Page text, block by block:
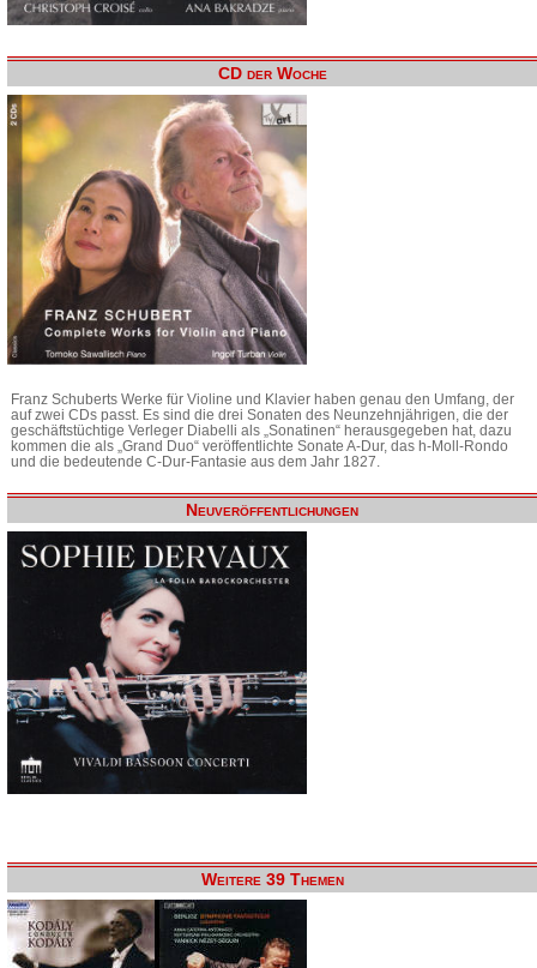
CD der Woche
Franz Schuberts Werke für Violine und Klavier haben genau den Umfang, der
auf zwei CDs passt. Es sind die drei Sonaten des Neunzehnjährigen, die der
geschäftstüchtige Verleger Diabelli als „Sonatinen“ herausgegeben hat, dazu
kommen die als „Grand Duo“ veröffentlichte Sonate A-Dur, das h-Moll-Rondo
und die bedeutende C-Dur-Fantasie aus dem Jahr 1827.
Neuveröffentlichungen
Weitere 39 Themen